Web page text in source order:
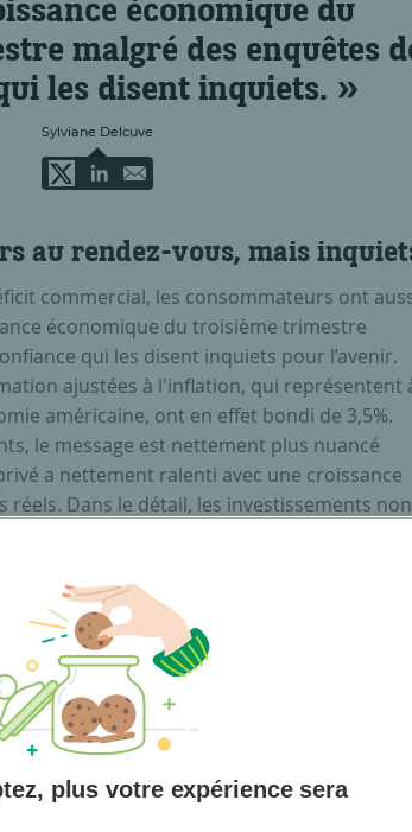
économique du
malgré des enquêtes
les disent inquiets.
Sylviane Delcuve
au rendez-vous, mais
commercial, les consommateurs ont
économique du troisième trimestre
qui les disent inquiets pour l’avenir.
ajustées à l'inflation, qui représentent
américaine, ont en effet bondi de 3,5%.
le message est nettement plus nuancé
a nettement ralenti avec une croissance
réels. Dans le détail, les investissements non
résidentiel
l’augmentation d’autres
dans l’intelligence
plus votre expérience sera